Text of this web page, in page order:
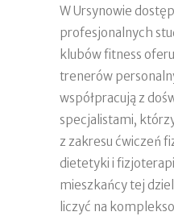
W Ursynowie
profesjonalnych
klubów fitness
trenerów
współpracują z
specjalistami,
z zakresu ćwiczeń
dietetyki i
mieszkańcy tej
liczyć na